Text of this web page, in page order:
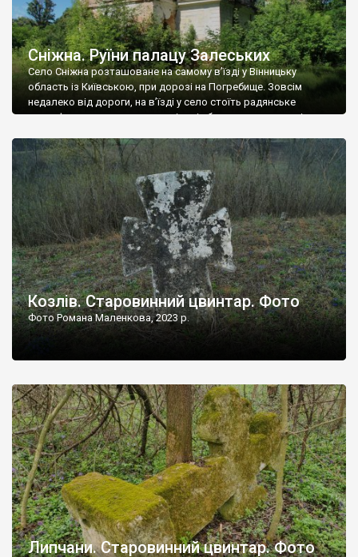
Сніжна. Руїни палацу Залеських
Село Сніжна розташоване на самому в’їзді у Вінницьку
область із Київською, при дорозі на Погребище. Зовсім
недалеко від дороги, на в’їзді у село стоїть радянське
рельєфне пано, яке показує жінку і яблуню, а трохи далі, десь
не видно, але видно дві стареньких колії у траві – […]
Козлів. Старовинний цвинтар. Фото
Фото Романа Маленкова, 2023 р.
Липчани. Старовинний цвинтар. Фото